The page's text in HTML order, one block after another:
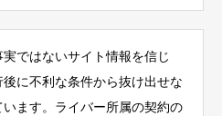
ではないサイト情報を信じ
に不利な条件から抜け出せな
ます。ライバー所属の契約の